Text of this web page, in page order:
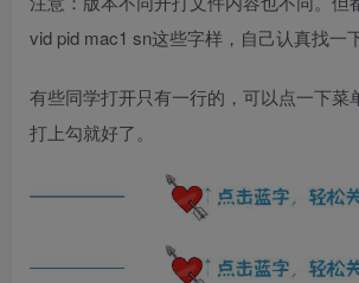
vid pid mac1 sn这些字样，自己认真找一下
有些同学打开只有一行的，可以点一下菜
打上勾就好了。